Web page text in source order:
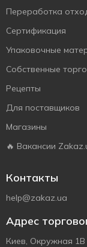
Переработка
Сертификация
Упаковочные
Собственные
Рецепты
Для поставщиков
Магазины
🔥 Вакансии
Контакты
help@zakaz.ua
Адрес
Киев, Окружная 1В